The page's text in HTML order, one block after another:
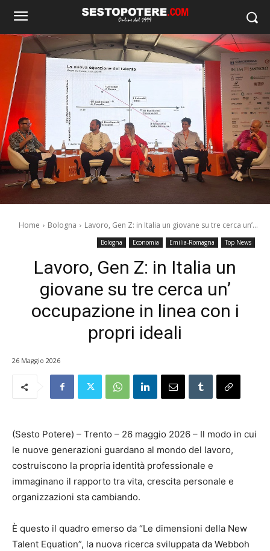
Home Bologna Lavoro, Gen Z: in Italia un giovane su tre cerca un’...
Bologna Economia Emilia-Romagna Top News
Lavoro, Gen Z: in Italia un
giovane su tre cerca un’
occupazione in linea con i
propri ideali
26 Maggio 2026
(Sesto Potere) – Trento – 26 maggio 2026 – Il modo in cui
le nuove generazioni guardano al mondo del lavoro,
costruiscono la propria identità professionale e
immaginano il rapporto tra vita, crescita personale e
organizzazioni sta cambiando.
È questo il quadro emerso da “Le dimensioni della New
Talent Equation”, la nuova ricerca sviluppata da Webboh